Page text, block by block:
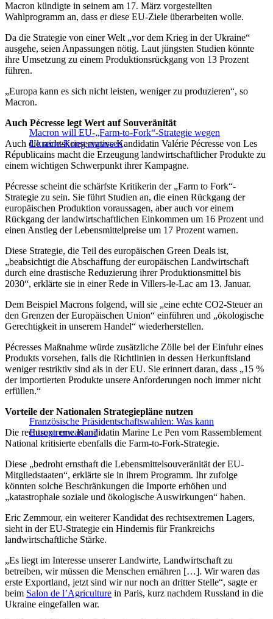
Macron kündigte in seinem am 17. März vorgestellten
Wahlprogramm an, dass er diese EU-Ziele überarbeiten wolle.
Da die Strategie von einer Welt „vor dem Krieg in der Ukraine“
ausgehe, seien Anpassungen nötig. Laut jüngsten Studien könnte
ihre Umsetzung zu einem Produktionsrückgang von 13 Prozent
führen.
„Europa kann es sich nicht leisten, weniger zu produzieren“, so
Macron.
Macron will EU-„Farm-to-Fork“-Strategie wegen
Ukraine-Krieg anpassen
Auch Pécresse legt Wert auf Souveränität
Auch die rechtskonservative Kandidatin Valérie Pécresse von Les
Républicains macht die Erzeugung landwirtschaftlicher Produkte zu
einem wichtigen Schwerpunkt ihrer Kampagne.
Pécresse scheint die schärfste Kritikerin der „Farm to Fork“-
Strategie zu sein. Sie führt Studien an, die einen Rückgang der
europäischen Produktion voraussagen, aber auch vor einem
Rückgang der landwirtschaftlichen Einkommen um 16 Prozent und
einen Anstieg der Lebensmittelpreise um 17 Prozent warnen.
Diese Strategie, die Teil des europäischen Green Deals ist,
„beabsichtigt die Abschaffung der europäischen Landwirtschaft
durch eine drastische Reduzierung ihrer Produktionsmittel bis
2030“, erklärte sie in einer Rede in Villers-le-Lac am 13. Januar.
Dem Beispiel Macrons folgend, will sie „eine echte CO2-Steuer an
den Grenzen der Europäischen Union“ einführen und „ökologische
Gerechtigkeit in unserem Handel“ wiederherstellen.
Pécresses Maßnahme würde zusätzliche Zölle bei der Einfuhr eines
Produkts vorsehen, falls die Richtlinien in dessen Herkunftsland
weniger restriktiv sind als in der EU. Sie erinnert daran, dass „15 %
der importierten Produkte unsere Anforderungen noch immer nicht
erfüllen.“
Französische Präsidentschaftswahlen: Was kann
Europa erwarten?
Vorteile der Nationalen Strategiepläne nutzen
Die rechtsextreme Kandidatin Marine Le Pen vom Rassemblement
National kritisierte ebenfalls die Farm-to-Fork-Strategie.
Diese „bedroht ernsthaft die Lebensmittelsouveränität der EU-
Mitgliedstaaten“, erklärte sie in ihrem Programm. Ihr zufolge
könnten solche Beschränkungen die Importe erhöhen und
„katastrophale soziale und ökologische Auswirkungen“ haben.
Eric Zemmour, ein weiterer Kandidat des rechtsextremen Lagers,
sieht in der EU-Strategie ein Hindernis für Frankreichs
landwirtschaftliche Stärke.
„Es liegt im Interesse unserer Landwirte, Landwirtschaft zu
betreiben, wir müssen die Menschen ernähren […]. Wir waren das
erste Exportland, jetzt sind wir nur noch an dritter Stelle“, sagte er
beim Salon de l’Agriculture in Paris, kurz nachdem Russland in die
Ukraine eingefallen war.